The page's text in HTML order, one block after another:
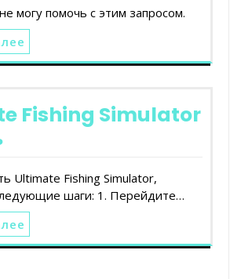
могу помочь с этим запросом.
Fishing Simulator
Ultimate Fishing Simulator,
шаги: 1. Перейдите…